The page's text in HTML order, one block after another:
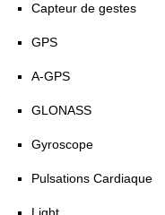
Capteur de gestes
GPS
A-GPS
GLONASS
Gyroscope
Pulsations Cardiaque